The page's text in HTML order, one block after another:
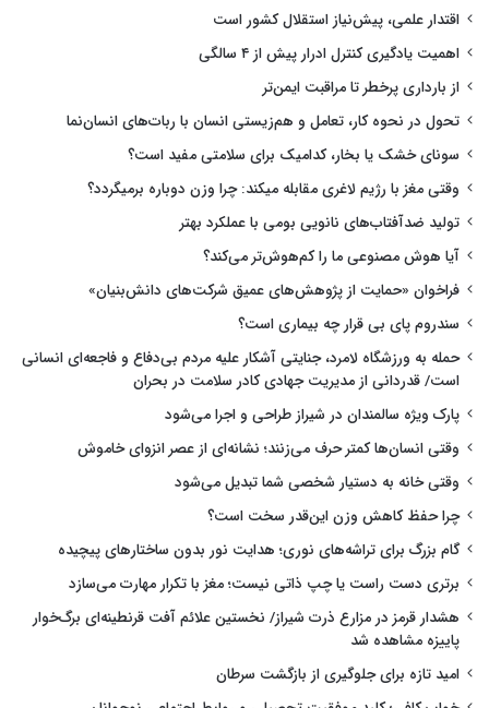
اقتدار علمی، پیش‌نیاز استقلال کشور است
اهمیت یادگیری کنترل ادرار پیش از ۴ سالگی
از بارداری پرخطر تا مراقبت ایمن‌تر
تحول در نحوه کار، تعامل و هم‌زیستی انسان با ربات‌های انسان‌نما
سونای خشک یا بخار، کدامیک برای سلامتی مفید است؟
وقتی مغز با رژیم لاغری مقابله میکند: چرا وزن دوباره برمیگردد؟
تولید ضدآفتاب‌های نانویی بومی با عملکرد بهتر
آیا هوش مصنوعی ما را کم‌هوش‌تر می‌کند؟
فراخوان «حمایت از پژوهش‌های عمیق شرکت‌های دانش‌بنیان»
سندروم پای بی قرار چه بیماری است؟
حمله به ورزشگاه لامرد، جنایتی آشکار علیه مردم بی‌دفاع و فاجعه‌ای انسانی
است/ قدردانی از مدیریت جهادی کادر سلامت در بحران
پارک ویژه سالمندان در شیراز طراحی و اجرا می‌شود
وقتی انسان‌ها کمتر حرف می‌زنند؛ نشانه‌ای از عصر انزوای خاموش
وقتی خانه به دستیار شخصی شما تبدیل می‌شود
چرا حفظ کاهش وزن این‌قدر سخت است؟
گام بزرگ برای تراشه‌های نوری؛ هدایت نور بدون ساختارهای پیچیده
برتری دست راست یا چپ ذاتی نیست؛ مغز با تکرار مهارت می‌سازد
هشدار قرمز در مزارع ذرت شیراز/ نخستین علائم آفت قرنطینه‌ای برگ‌خوار
پاییزه مشاهده شد
امید تازه برای جلوگیری از بازگشت سرطان